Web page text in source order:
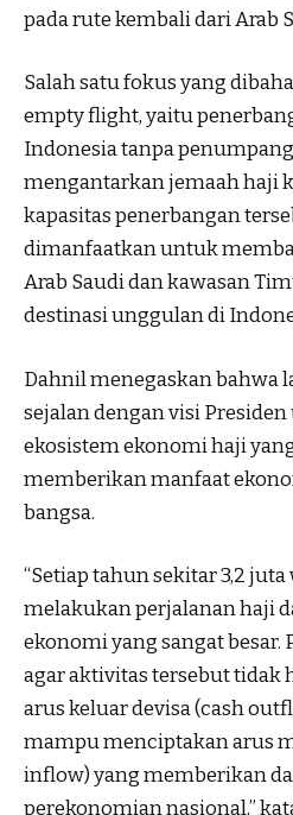
pada rute kembali dari Arab
Salah satu fokus yang
empty flight, yaitu
Indonesia tanpa
mengantarkan jemaah haji
kapasitas penerbangan
dimanfaatkan untuk
Arab Saudi dan kawasan
destinasi unggulan di
Dahnil menegaskan bahwa
sejalan dengan visi
ekosistem ekonomi haji
memberikan manfaat
bangsa.
“Setiap tahun sekitar 3,2
melakukan perjalanan haji
ekonomi yang sangat
agar aktivitas tersebut tidak
arus keluar devisa (cash
mampu menciptakan arus
inflow) yang memberikan
perekonomian nasional,”